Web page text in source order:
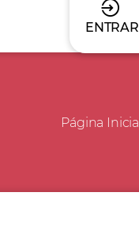
ENTRAR
Página Inicial